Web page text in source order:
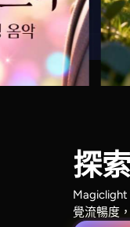
探索
Magiclight
覺流暢度